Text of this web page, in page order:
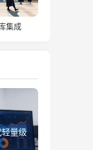
集成
量级